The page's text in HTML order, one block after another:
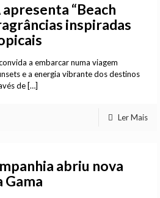
“Beach
inspiradas
a embarcar numa viagem
e a energia vibrante dos destinos
de […]
Ler Mais
abriu nova
Gama